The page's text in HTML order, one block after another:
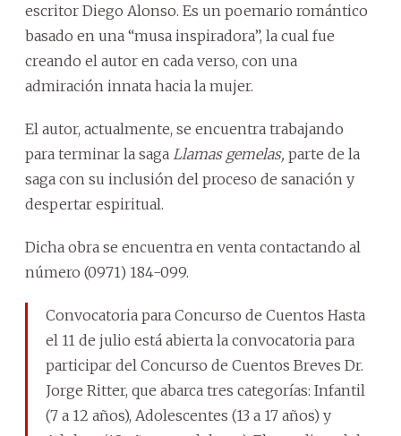
escritor Diego Alonso. Es un poemario romántico
basado en una “musa inspiradora”, la cual fue
creando el autor en cada verso, con una
admiración innata hacia la mujer.
El autor, actualmente, se encuentra trabajando
para terminar la saga Llamas gemelas, parte de la
saga con su inclusión del proceso de sanación y
despertar espiritual.
Dicha obra se encuentra en venta contactando al
número (0971) 184-099.
Convocatoria para Concurso de Cuentos Hasta
el 11 de julio está abierta la convocatoria para
participar del Concurso de Cuentos Breves Dr.
Jorge Ritter, que abarca tres categorías: Infantil
(7 a 12 años), Adolescentes (13 a 17 años) y